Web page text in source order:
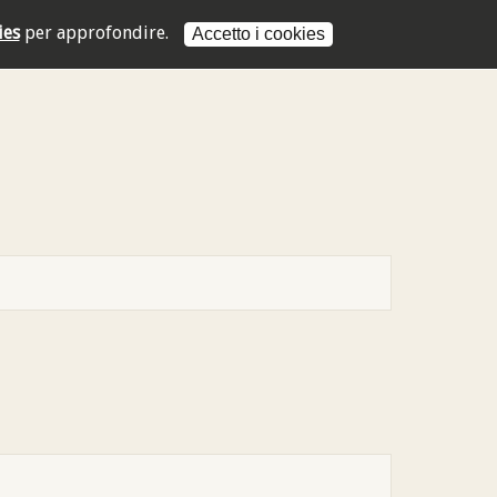
per approfondire. Accetto i cookies